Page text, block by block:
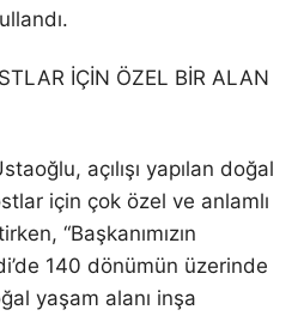
İÇİN ÖZEL BİR ALAN
, açılışı yapılan doğal
için çok özel ve anlamlı
“Başkanımızın
’de 140 dönümün üzerinde
yaşam alanı inşa